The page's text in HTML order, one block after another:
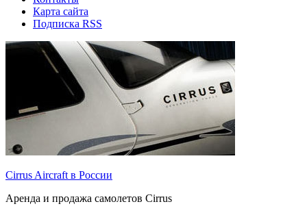
Карта сайта
Подписка RSS
Cirrus Aircraft в России
Аренда и продажа самолетов Cirrus